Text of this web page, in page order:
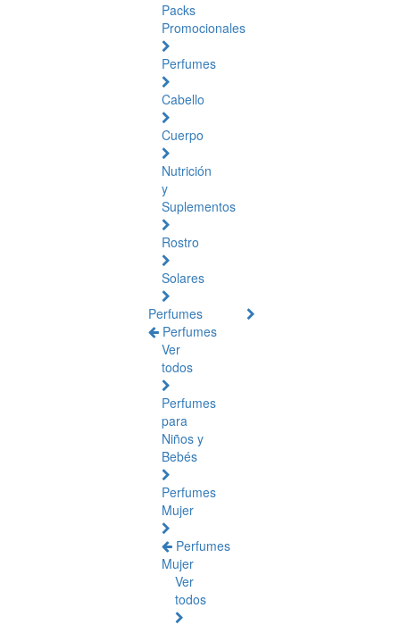
Packs
Promocionales
Perfumes
Cabello
Cuerpo
Nutrición
y
Suplementos
Rostro
Solares
Perfumes
Perfumes
Ver
todos
Perfumes
para
Niños y
Bebés
Perfumes
Mujer
Perfumes
Mujer
Ver
todos